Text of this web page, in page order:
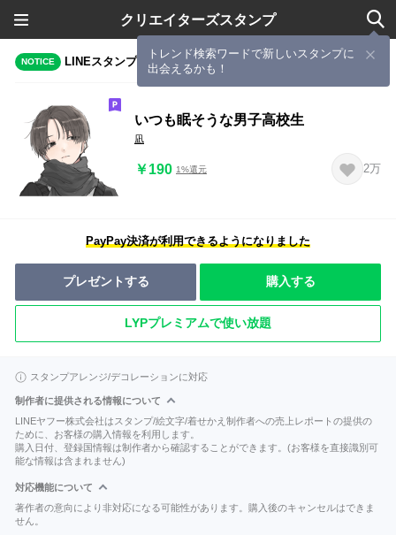
クリエイターズスタンプ
トレンド検索ワードで新しいスタンプに
出会えるかも！
NOTICE LINEスタンプメーカーで作成されたスタンプ
いつも眠そうな男子高校生
凪
￥190 1%還元 2万
PayPay決済が利用できるようになりました
プレゼントする 購入する
LYPプレミアムで使い放題
スタンプアレンジ/デコレーションに対応
制作者に提供される情報について
LINEヤフー株式会社はスタンプ/絵文字/着せかえ制作者への売上レポートの提供の
ために、お客様の購入情報を利用します。
購入日付、登録国情報は制作者から確認することができます。(お客様を直接識別可
能な情報は含まれません)
対応機能について
著作者の意向により非対応になる可能性があります。購入後のキャンセルはできま
せん。